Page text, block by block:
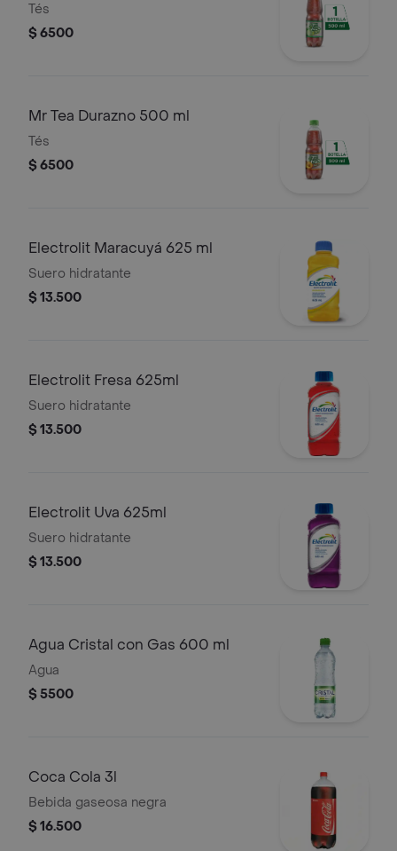
Tés
$ 6500
Mr Tea Durazno 500 ml
Tés
$ 6500
Electrolit Maracuyá 625 ml
Suero hidratante
$ 13.500
Electrolit Fresa 625ml
Suero hidratante
$ 13.500
Electrolit Uva 625ml
Suero hidratante
$ 13.500
Agua Cristal con Gas 600 ml
Agua
$ 5500
Coca Cola 3l
Bebida gaseosa negra
$ 16.500